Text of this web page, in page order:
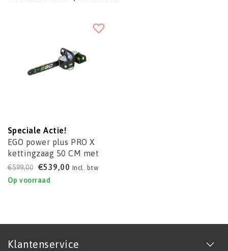
Speciale Actie!
EGO power plus PRO X
kettingzaag 50 CM met
achterhandgreep
CSX5000
€599,00 €539,00 Incl. btw
Op voorraad
Klantenservice